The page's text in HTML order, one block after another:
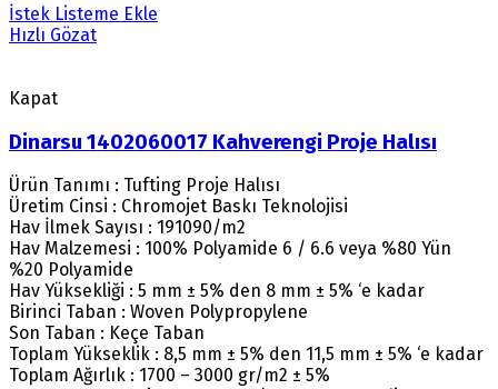
İstek Listeme Ekle
Hızlı Gözat
Kapat
Dinarsu 1402060017 Kahverengi Proje Halısı
Ürün Tanımı : Tufting Proje Halısı
Üretim Cinsi : Chromojet Baskı Teknolojisi
Hav İlmek Sayısı : 191090/m2
Hav Malzemesi : 100% Polyamide 6 / 6.6 veya %80 Yün
%20 Polyamide
Hav Yüksekliği : 5 mm ± 5% den 8 mm ± 5% ‘e kadar
Birinci Taban : Woven Polypropylene
Son Taban : Keçe Taban
Toplam Yükseklik : 8,5 mm ± 5% den 11,5 mm ± 5% ‘e kadar
Toplam Ağırlık : 1700 – 3000 gr/m2 ± 5%